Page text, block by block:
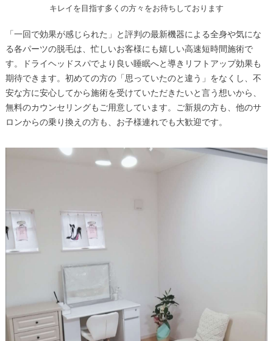
キレイを目指す多くの方々をお待ちしております
「一回で効果が感じられた」と評判の最新機器による全身や気にな
る各パーツの脱毛は、忙しいお客様にも嬉しい高速短時間施術で
す。ドライヘッドスパでより良い睡眠へと導きリフトアップ効果も
期待できます。初めての方の「思っていたのと違う」をなくし、不
安な方に安心してから施術を受けていただきたいと言う想いから、
無料のカウンセリングもご用意しています。ご新規の方も、他のサ
ロンからの乗り換えの方も、お子様連れでも大歓迎です。